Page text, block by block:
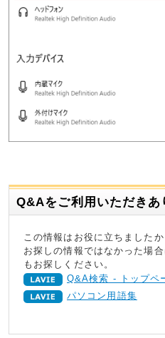
Q&Aをご利用いただきあ
この情報はお役に立ちましたか
お探しの情報ではなかった場
もお探しください。
Q&A検索 - トップペ
パソコン用語集